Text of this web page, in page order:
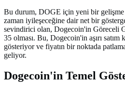
Bu durum, DOGE için yeni bir gelişme
zaman iyileşeceğine dair net bir
sevindirici olan, Dogecoin'in Göreceli
35 olması. Bu, Dogecoin'in aşırı satım
gösteriyor ve fiyatın bir noktada
geliyor.
Dogecoin'in Temel